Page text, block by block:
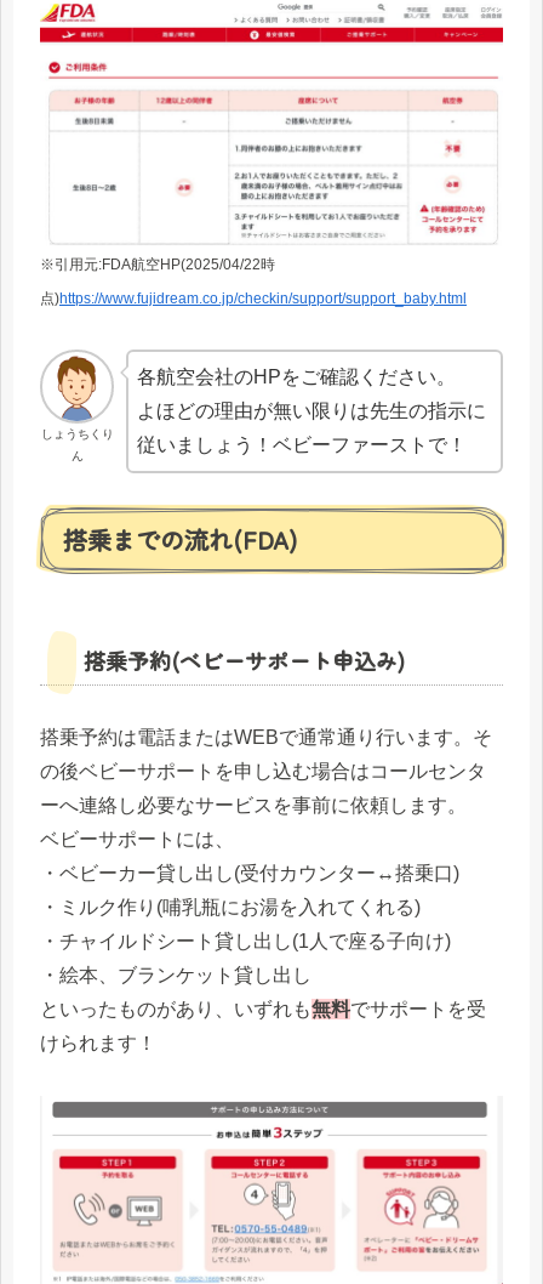
※引用元:FDA航空HP(2025/04/22時
点)https://www.fujidream.co.jp/checkin/support/support_baby.html
しょうちくり
ん
各航空会社のHPをご確認ください。
よほどの理由が無い限りは先生の指示に
従いましょう！ベビーファーストで！
搭乗までの流れ(FDA)
搭乗予約(ベビーサポート申込み)
搭乗予約は電話またはWEBで通常通り行います。そ
の後ベビーサポートを申し込む場合はコールセンタ
ーへ連絡し必要なサービスを事前に依頼します。
ベビーサポートには、
・ベビーカー貸し出し(受付カウンター↔︎搭乗口)
・ミルク作り(哺乳瓶にお湯を入れてくれる)
・チャイルドシート貸し出し(1人で座る子向け)
・絵本、ブランケット貸し出し
といったものがあり、いずれも無料でサポートを受
けられます！